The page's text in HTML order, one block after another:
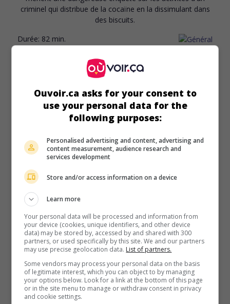
criminel qui distribue de la cocaïne en la dissimulant dans
des biscuits.
Durée: 82 min.
au cinéma sur mes écrans
Freejack
É.-U. 1992. Science-fictionde Geoff Murphy avec Emilio
Estevez
,Mick Jagger,Rene Russo. À la suite d'un accident,
un coureur automobile est projeté en l'an 2009 et se voit
Durée:
au cinéma sur mes écrans
Jeu de puissance
V.O.: The Mighty Ducks
Ouvoir.ca asks for your consent to
use your personal data for the
following purposes:
Personalised advertising and content, advertising and
content measurement, audience research and
services development
Store and/or access information on a device
Learn more
Your personal data will be processed and information from
your device (cookies, unique identifiers, and other device
data) may be stored by, accessed by and shared with 300
partners, or used specifically by this site. We and our partners
may use precise geolocation data. List of partners.
Some vendors may process your personal data on the basis
of legitimate interest, which you can object to by managing
your options below. Look for a link at the bottom of this page
or in the site menu to manage or withdraw consent in privacy
and cookie settings.